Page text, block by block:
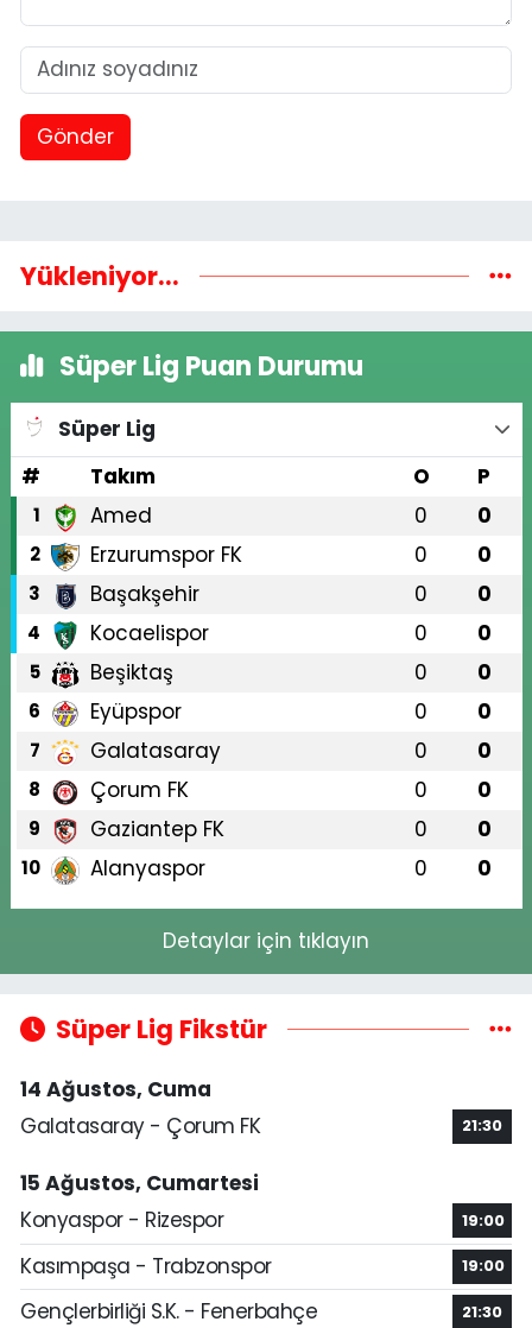
Gönder
Yükleniyor...
Süper Lig Puan Durumu
Süper Lig
#
Takım O P
1 Amed 0 0
2 Erzurumspor FK 0 0
3 Başakşehir 0 0
4 Kocaelispor 0 0
5 Beşiktaş 0 0
6 Eyüpspor 0 0
7 Galatasaray 0 0
8 Çorum FK 0 0
9 Gaziantep FK 0 0
10 Alanyaspor 0 0
Detaylar için tıklayın
Süper Lig Fikstür
14 Ağustos, Cuma
Galatasaray - Çorum FK
21:30
15 Ağustos, Cumartesi
Konyaspor - Rizespor
19:00
Kasımpaşa - Trabzonspor 19:00
Gençlerbirliği S.K. - Fenerbahçe 21:30